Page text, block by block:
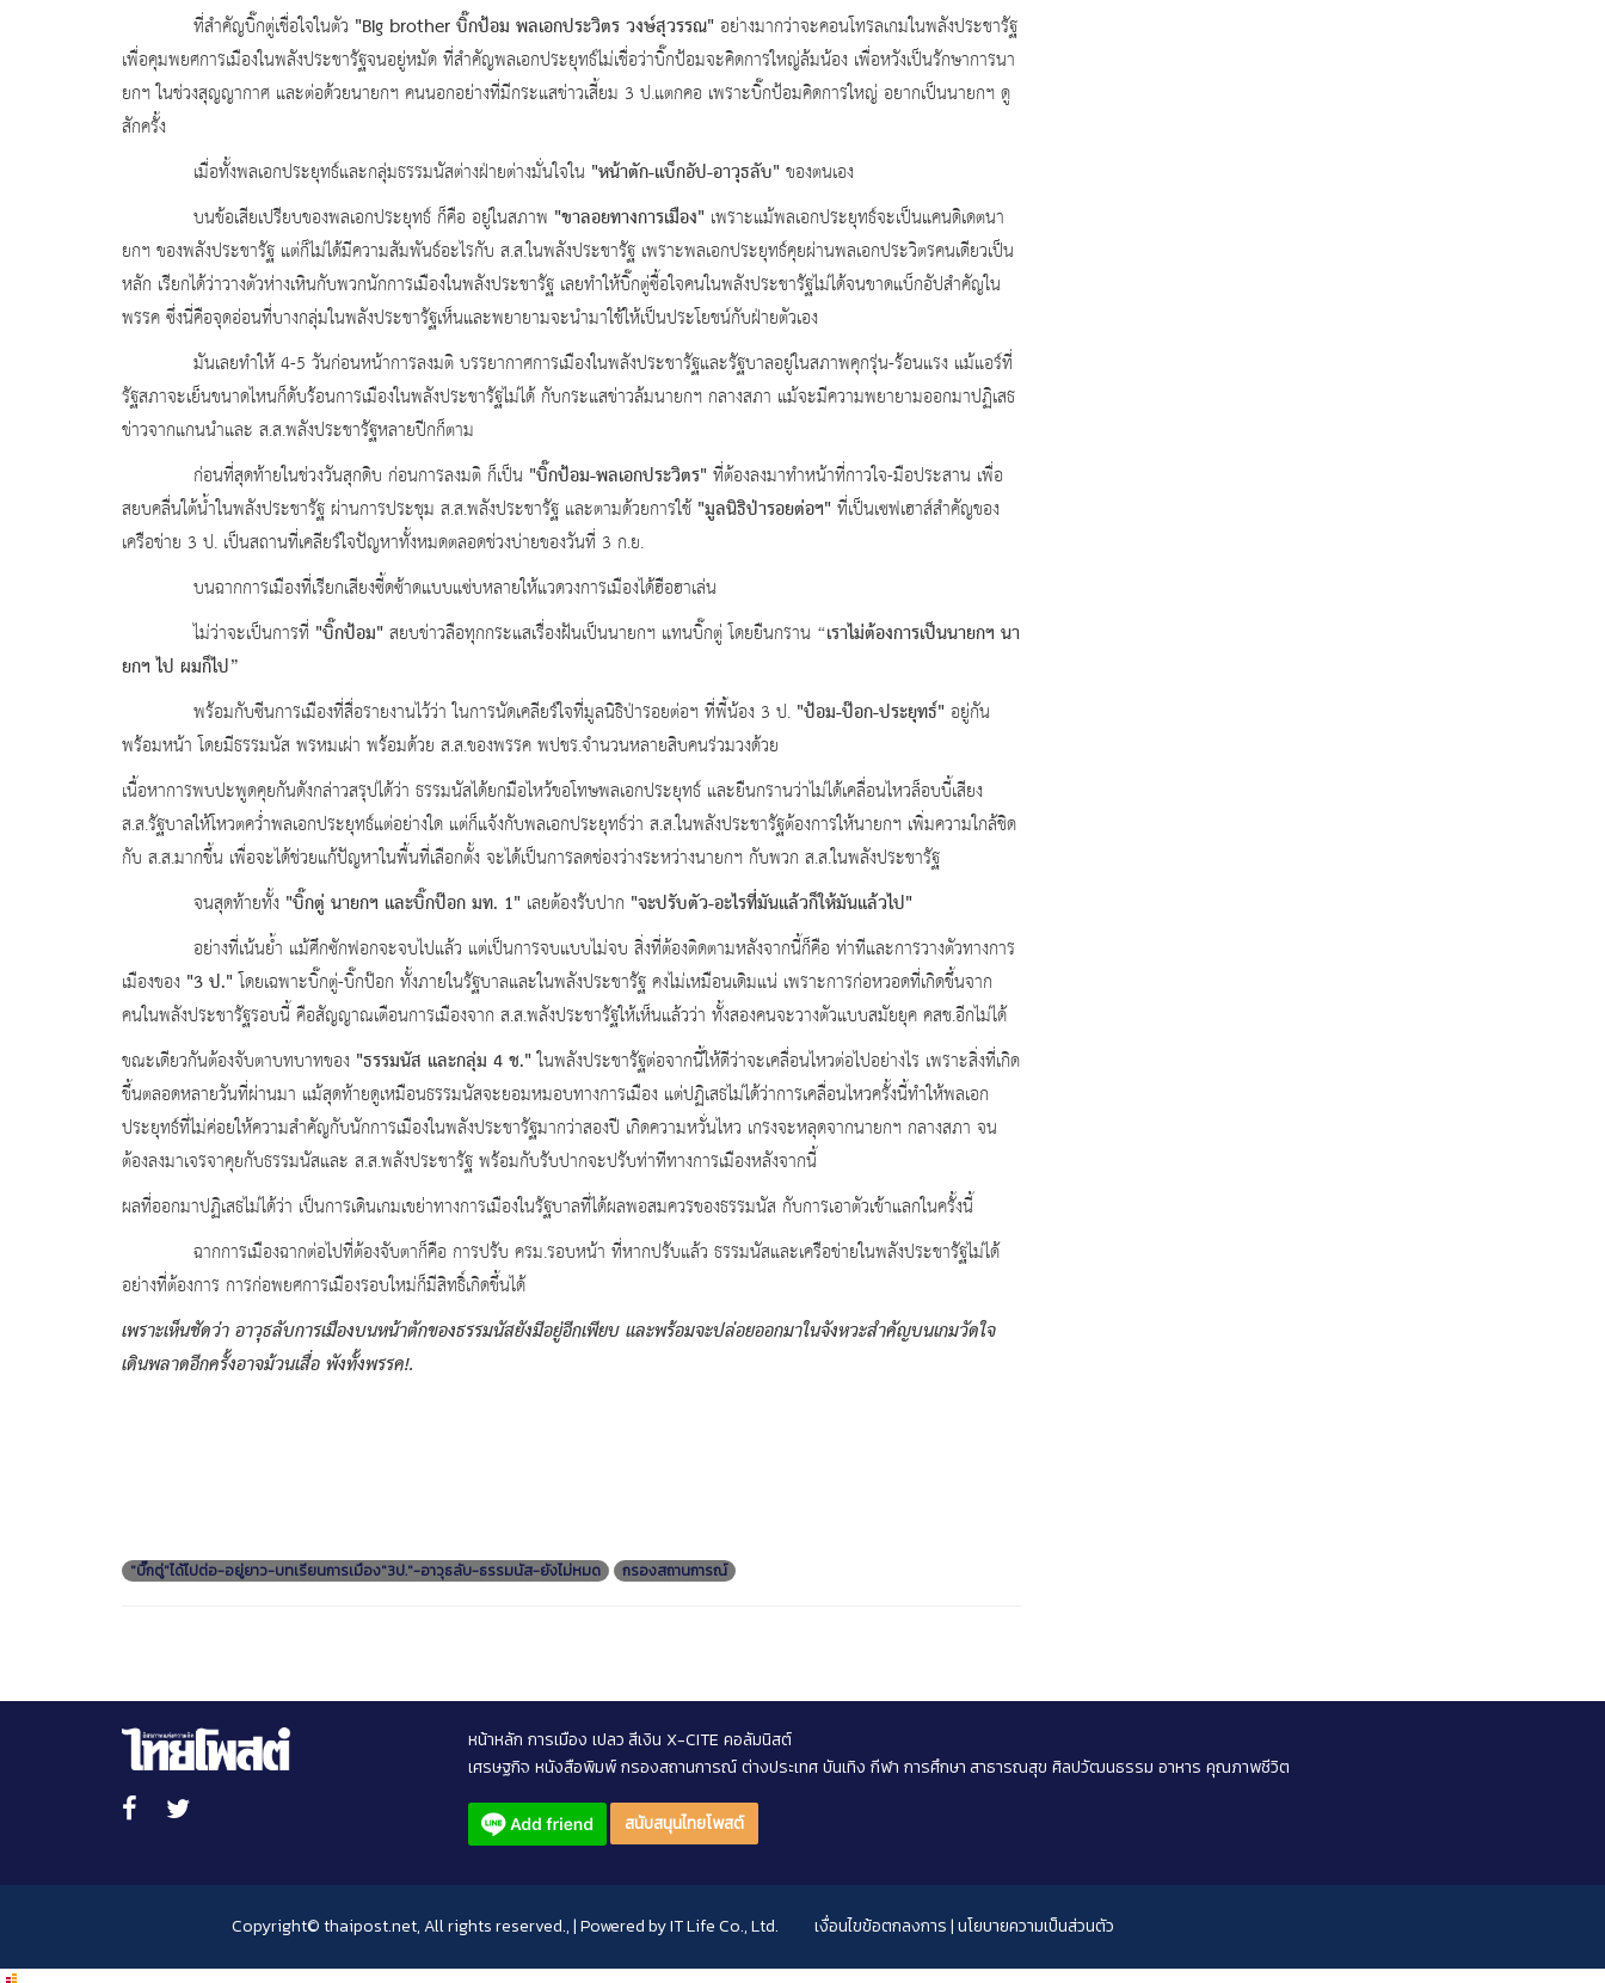
ที่สำคัญบิ๊กตู่เชื่อใจในตัว "Big brother บิ๊กป้อม พลเอกประวิตร วงษ์สุวรรณ"อย่างมากว่าจะคอนโทรลเกมในพลังประชารัฐ
เพื่อคุมพยศการเมืองในพลังประชารัฐจนอยู่หมัด ที่สำคัญพลเอกประยุทธ์ไม่เชื่อว่าบิ๊กป้อมจะคิดการใหญ่ล้มน้อง เพื่อหวังเป็นรักษาการนา
ยกฯ ในช่วงสุญญากาศ และต่อด้วยนายกฯ คนนอกอย่างที่มีกระแสข่าวเสี้ยม 3 ป.แตกคอ เพราะบิ๊กป้อมคิดการใหญ่ อยากเป็นนายกฯ ดู
สักครั้ง
เมื่อทั้งพลเอกประยุทธ์และกลุ่มธรรมนัสต่างฝ่ายต่างมั่นใจใน "หน้าตัก-แบ็กอัป-อาวุธลับ"ของตนเอง
บนข้อเสียเปรียบของพลเอกประยุทธ์ ก็คือ อยู่ในสภาพ "ขาลอยทางการเมือง" เพราะแม้พลเอกประยุทธ์จะเป็นแคนดิเดตนา
ยกฯ ของพลังประชารัฐ แต่ก็ไม่ได้มีความสัมพันธ์อะไรกับ ส.ส.ในพลังประชารัฐ เพราะพลเอกประยุทธ์คุยผ่านพลเอกประวิตรคนเดียวเป็น
หลัก เรียกได้ว่าวางตัวห่างเหินกับพวกนักการเมืองในพลังประชารัฐ เลยทำให้บิ๊กตู่ซื้อใจคนในพลังประชารัฐไม่ได้จนขาดแบ็กอัปสำคัญใน
พรรค ซึ่งนี่คือจุดอ่อนที่บางกลุ่มในพลังประชารัฐเห็นและพยายามจะนำมาใช้ให้เป็นประโยชน์กับฝ่ายตัวเอง
มันเลยทำให้4-5 วันก่อนหน้าการลงมติ บรรยากาศการเมืองในพลังประชารัฐและรัฐบาลอยู่ในสภาพคุกรุ่น-ร้อนแรง แม้แอร์ที่
รัฐสภาจะเย็นขนาดไหนก็ดับร้อนการเมืองในพลังประชารัฐไม่ได้ กับกระแสข่าวล้มนายกฯ กลางสภา แม้จะมีความพยายามออกมาปฏิเสธ
ข่าวจากแกนนำและ ส.ส.พลังประชารัฐหลายปีกก็ตาม
ก่อนที่สุดท้ายในช่วงวันสุกดิบ ก่อนการลงมติ ก็เป็น "บิ๊กป้อม-พลเอกประวิตร"ที่ต้องลงมาทำหน้าที่กาวใจ-มือประสาน เพื่อ
สยบคลื่นใต้น้ำในพลังประชารัฐ ผ่านการประชุม ส.ส.พลังประชารัฐ และตามด้วยการใช้"มูลนิธิป่ารอยต่อฯ"ที่เป็นเซฟเฮาส์สำคัญของ
เครือข่าย 3 ป. เป็นสถานที่เคลียร์ใจปัญหาทั้งหมดตลอดช่วงบ่ายของวันที่ 3 ก.ย.
บนฉากการเมืองที่เรียกเสียงซี้ดซ้าดแบบแซ่บหลายให้แวดวงการเมืองได้ฮือฮาเล่น
ไม่ว่าจะเป็นการที่ "บิ๊กป้อม"สยบข่าวลือทุกกระแสเรื่องฝันเป็นนายกฯ แทนบิ๊กตู่ โดยยืนกราน “เราไม่ต้องการเป็นนายกฯ นา
ยกฯ ไป ผมก็ไป”
พร้อมกับซีนการเมืองที่สื่อรายงานไว้ว่า ในการนัดเคลียร์ใจที่มูลนิธิป่ารอยต่อฯ ที่พี่้น้อง 3 ป. "ป้อม-ป๊อก-ประยุทธ์"อยู่กัน
พร้อมหน้า โดยมีธรรมนัส พรหมเผ่า พร้อมด้วย ส.ส.ของพรรค พปชร.จำนวนหลายสิบคนร่วมวงด้วย
เนื้อหาการพบปะพูดคุยกันดังกล่าวสรุปได้ว่า ธรรมนัสได้ยกมือไหว้ขอโทษพลเอกประยุทธ์ และยืนกรานว่าไม่ได้เคลื่อนไหวล็อบบี้เสียง
ส.ส.รัฐบาลให้โหวตคว่่ำพลเอกประยุทธ์แต่อย่างใด แต่ก็แจ้งกับพลเอกประยุทธ์ว่า ส.ส.ในพลังประชารัฐต้องการให้นายกฯ เพิ่มความใกล้ชิด
กับ ส.ส.มากขึ้น เพื่อจะได้ช่วยแก้ปัญหาในพื้นที่เลือกตั้ง จะได้เป็นการลดช่องว่างระหว่างนายกฯ กับพวก ส.ส.ในพลังประชารัฐ
จนสุดท้ายทั้ง "บิ๊กตู่ นายกฯ และบิ๊กป๊อก มท. 1" เลยต้องรับปาก "จะปรับตัว-อะไรที่มันแล้วก็ให้มันแล้วไป"
อย่างที่เน้นย้ำ แม้ศึกซักฟอกจะจบไปแล้ว แต่เป็นการจบแบบไม่จบ สิ่งที่ต้องติดตามหลังจากนี้ก็คือ ท่าทีและการวางตัวทางการ
เมืองของ "3 ป."โดยเฉพาะบิ๊กตู่-บิ๊กป๊อก ทั้งภายในรัฐบาลและในพลังประชารัฐ คงไม่เหมือนเดิมแน่ เพราะการก่อหวอดที่เกิดขึ้นจาก
คนในพลังประชารัฐรอบนี้ คือสัญญาณเตือนการเมืองจาก ส.ส.พลังประชารัฐให้เห็นแล้วว่า ทั้งสองคนจะวางตัวแบบสมัยยุค คสช.อีกไม่ได้
ขณะเดียวกันต้องจับตาบทบาทของ "ธรรมนัส และกลุ่ม 4 ช."ในพลังประชารัฐต่อจากนี้ให้ดีว่าจะเคลื่อนไหวต่อไปอย่างไร เพราะสิ่งที่เกิด
ขึ้นตลอดหลายวันที่ผ่านมา แม้สุดท้ายดูเหมือนธรรมนัสจะยอมหมอบทางการเมือง แต่ปฏิเสธไม่ได้ว่าการเคลื่อนไหวครั้งนี้ทำให้พลเอก
ประยุทธ์ที่ไม่ค่อยให้ความสำคัญกับนักการเมืองในพลังประชารัฐมากว่าสองปี เกิดความหวั่นไหว เกรงจะหลุดจากนายกฯ กลางสภา จน
ต้องลงมาเจรจาคุยกับธรรมนัสและ ส.ส.พลังประชารัฐ พร้อมกับรับปากจะปรับท่าทีทางการเมืองหลังจากนี้
ผลที่ออกมาปฏิเสธไม่ได้ว่า เป็นการเดินเกมเขย่าทางการเมืองในรัฐบาลที่ได้ผลพอสมควรของธรรมนัส กับการเอาตัวเข้าแลกในครั้งนี้
ฉากการเมืองฉากต่อไปที่ต้องจับตาก็คือ การปรับ ครม.รอบหน้า ที่หากปรับแล้ว ธรรมนัสและเครือข่ายในพลังประชารัฐไม่ได้
อย่างที่ต้องการ การก่อพยศการเมืองรอบใหม่ก็มีสิทธิ์เกิดขึ้นได้
เพราะเห็นชัดว่า อาวุธลับการเมืองบนหน้าตักของธรรมนัสยังมีอยู่อีกเพียบ และพร้อมจะปล่อยออกมาในจังหวะสำคัญบนเกมวัดใจ
เดินพลาดอีกครั้งอาจม้วนเสื่อ พังทั้งพรรค!.
"บิ๊กตู่"ได้ไปต่อ-อยู่ยาว-บทเรียนการเมือง"3ป."-อาวุธลับ-ธรรมนัส-ยังไม่หมด กรองสถานการณ์
หน้าหลัก การเมือง เปลว สีเงิน X-CITE คอลัมนิสต์
เศรษฐกิจ หนังสือพิมพ์กรองสถานการณ์ต่างประเทศบันเทิง กีฬา การศึกษา สาธารณสุข ศิลปวัฒนธรรม อาหาร คุณภาพชีวิต
สนับสนุนไทยโพสต์
Copyright© thaipost.net, All rights reserved., | Powered byIT Life Co., Ltd. เงื่อนไขข้อตกลงการ|นโยบายความเป็นส่วนตัว